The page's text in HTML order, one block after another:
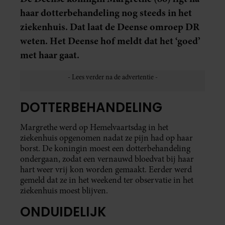
haar dotterbehandeling nog steeds in het
ziekenhuis. Dat laat de Deense omroep DR
weten. Het Deense hof meldt dat het ‘goed’
met haar gaat.
DOTTERBEHANDELING
Margrethe werd op Hemelvaartsdag in het
ziekenhuis opgenomen nadat ze pijn had op haar
borst. De koningin moest een dotterbehandeling
ondergaan, zodat een vernauwd bloedvat bij haar
hart weer vrij kon worden gemaakt. Eerder werd
gemeld dat ze in het weekend ter observatie in het
ziekenhuis moest blijven.
ONDUIDELIJK